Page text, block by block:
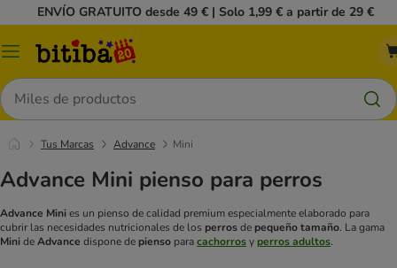
ENVÍO GRATUITO desde 49 € | Solo 1,99 € a partir de 29 €
Menú
Buscar
Tus Marcas Advance Mini
Advance Mini pienso para perros
Advance Minies un pienso de calidad premium especialmente elaborado para
cubrir las necesidades nutricionales de los perrosde pequeño tamaño. La gama
MinideAdvance dispone de pienso paracachorrosyperros adultos.